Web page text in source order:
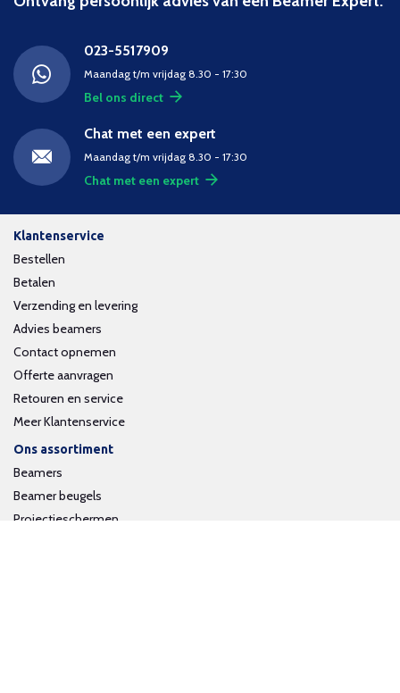
023-5517909
Maandag t/m vrijdag 8.30 - 17:30
Bel ons direct
Chat met een expert
Maandag t/m vrijdag 8.30 - 17:30
Chat met een expert
Klantenservice
Bestellen
Betalen
Verzending en levering
Advies beamers
Contact opnemen
Offerte aanvragen
Retouren en service
Meer Klantenservice
Ons assortiment
Beamers
Beamer beugels
Projectieschermen